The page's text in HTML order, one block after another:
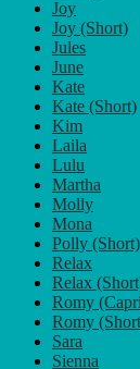
Joy
Joy (Short)
Jules
June
Kate
Kate (Short)
Kim
Laila
Lulu
Martha
Molly
Mona
Polly (Short)
Relax
Relax
Romy
Romy
Sara
Sienna